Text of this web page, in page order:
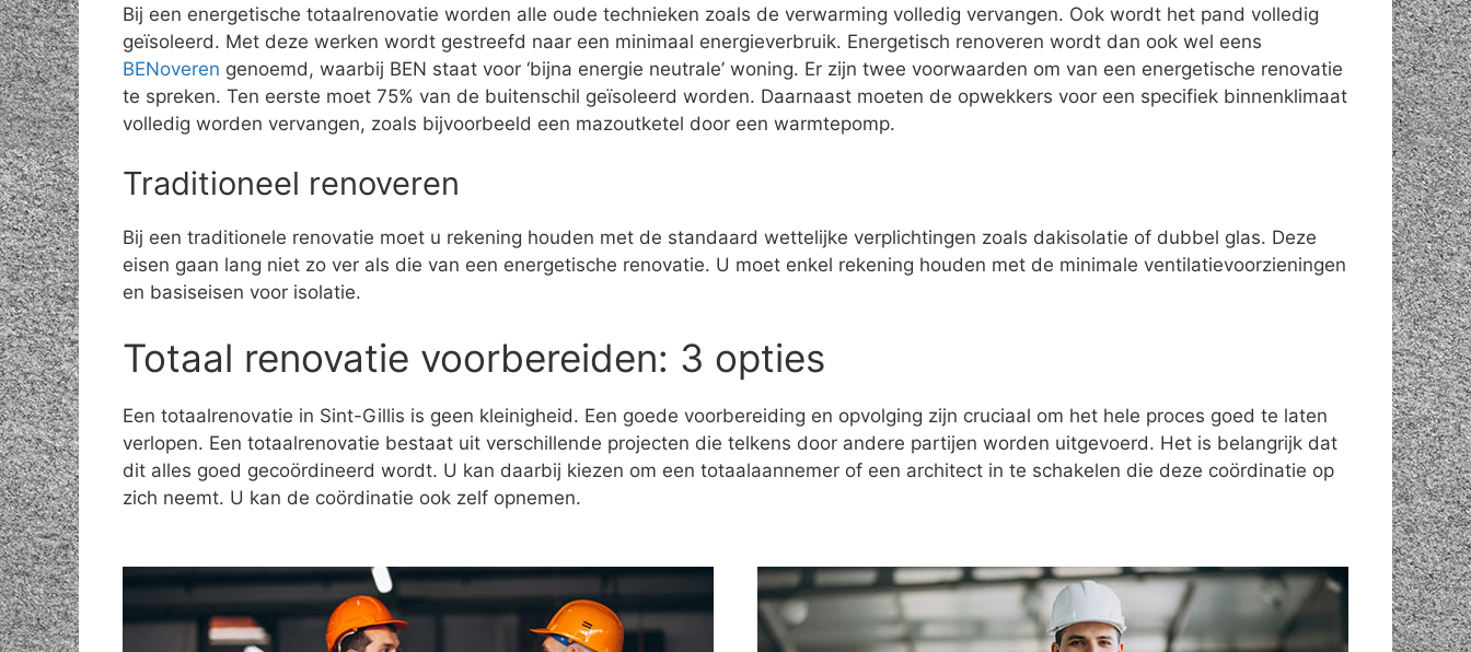
Bij een energetische totaalrenovatie worden alle oude technieken zoals de verwarming volledig vervangen. Ook wordt het pand volledig
geïsoleerd. Met deze werken wordt gestreefd naar een minimaal energieverbruik. Energetisch renoveren wordt dan ook wel eens
BENoveren genoemd, waarbij BEN staat voor ‘bijna energie neutrale’ woning. Er zijn twee voorwaarden om van een energetische renovatie
te spreken. Ten eerste moet 75% van de buitenschil geïsoleerd worden. Daarnaast moeten de opwekkers voor een specifiek binnenklimaat
volledig worden vervangen, zoals bijvoorbeeld een mazoutketel door een warmtepomp.
Traditioneel renoveren
Bij een traditionele renovatie moet u rekening houden met de standaard wettelijke verplichtingen zoals dakisolatie of dubbel glas. Deze
eisen gaan lang niet zo ver als die van een energetische renovatie. U moet enkel rekening houden met de minimale ventilatievoorzieningen
en basiseisen voor isolatie.
Totaal renovatie voorbereiden: 3 opties
Een totaalrenovatie in Sint-Gillis is geen kleinigheid. Een goede voorbereiding en opvolging zijn cruciaal om het hele proces goed te laten
verlopen. Een totaalrenovatie bestaat uit verschillende projecten die telkens door andere partijen worden uitgevoerd. Het is belangrijk dat
dit alles goed gecoördineerd wordt. U kan daarbij kiezen om een totaalaannemer of een architect in te schakelen die deze coördinatie op
zich neemt. U kan de coördinatie ook zelf opnemen.